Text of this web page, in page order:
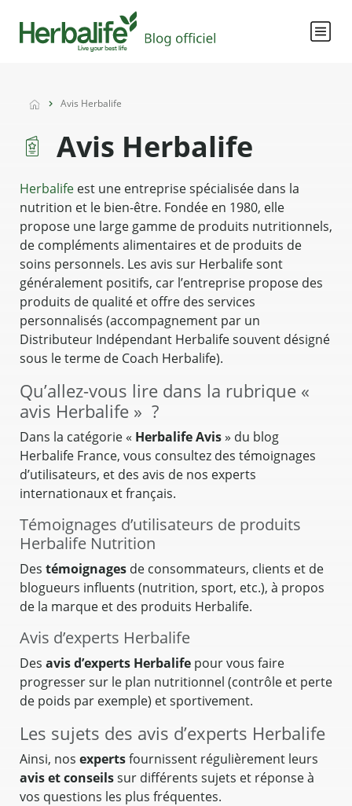
Avis Herbalife
Avis Herbalife
Herbalife est une entreprise spécialisée dans la
nutrition et le bien-être. Fondée en 1980, elle
propose une large gamme de produits nutritionnels,
de compléments alimentaires et de produits de
soins personnels. Les avis sur Herbalife sont
généralement positifs, car l’entreprise propose des
produits de qualité et offre des services
personnalisés (accompagnement par un
Distributeur Indépendant Herbalife souvent désigné
sous le terme de Coach Herbalife).
Qu’allez-vous lire dans la rubrique «
avis Herbalife » ?
Dans la catégorie « Herbalife Avis» du blog
Herbalife France, vous consultez des témoignages
d’utilisateurs, et des avis de nos experts
internationaux et français.
Témoignages d’utilisateurs de produits
Herbalife Nutrition
Des témoignages de consommateurs, clients et de
blogueurs influents (nutrition, sport, etc.), à propos
de la marque et des produits Herbalife.
Avis d’experts Herbalife
Des avis d’experts Herbalife pour vous faire
progresser sur le plan nutritionnel (contrôle et perte
de poids par exemple) et sportivement.
Les sujets des avis d’experts Herbalife
Ainsi, nos expertsfournissent régulièrement leurs
avis et conseilssur différents sujets et réponse à
vos questions les plus fréquentes.